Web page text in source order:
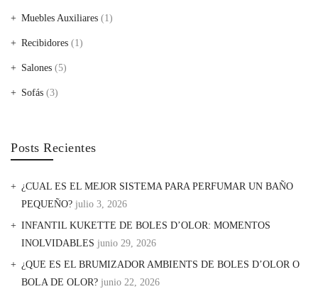
Muebles Auxiliares (1)
Recibidores (1)
Salones (5)
Sofás (3)
Posts Recientes
¿CUAL ES EL MEJOR SISTEMA PARA PERFUMAR UN BAÑO
PEQUEÑO? julio 3, 2026
INFANTIL KUKETTE DE BOLES D’OLOR: MOMENTOS
INOLVIDABLES junio 29, 2026
¿QUE ES EL BRUMIZADOR AMBIENTS DE BOLES D’OLOR O
BOLA DE OLOR? junio 22, 2026